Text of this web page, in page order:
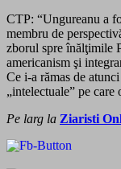
CTP: “Ungureanu a
membru de
zborul spre înălţimile
americanism şi
Ce i-a rămas de
„intelectuale” pe care
Pe larg la Ziaristi